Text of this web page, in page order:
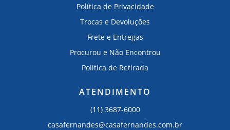
Política de Privacidade
Trocas e Devoluções
Frete e Entregas
Procurou e Não Encontrou
Politica de Retirada
ATENDIMENTO
(11) 3687-6000
casafernandes@casafernandes.com.br